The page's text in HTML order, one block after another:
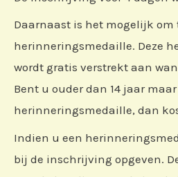
Daarnaast is het mogelijk om
herinneringsmedaille. Deze
wordt gratis verstrekt aan
Bent u ouder dan 14 jaar
herinneringsmedaille, dan
Indien u een
bij de inschrijving opgeven.